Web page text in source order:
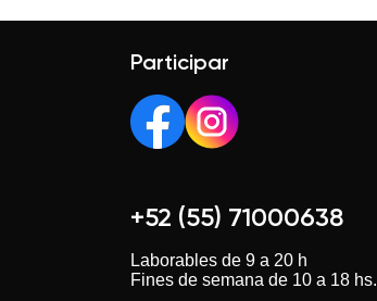
Participar
+52 (55) 71000638
Laborables de 9 a 20 h
Fines de semana de 10 a 18 hs.